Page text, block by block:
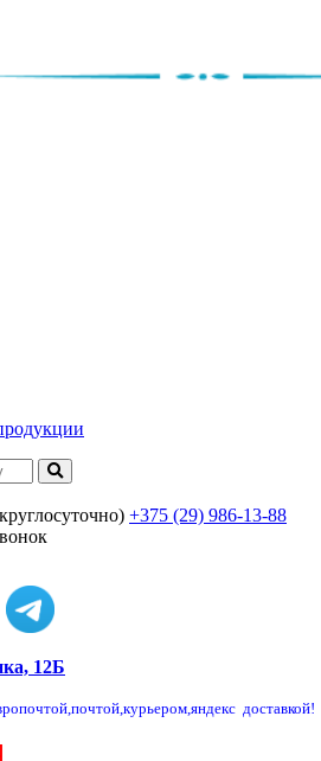
+375 (29) 986-13-88
12Б
почтой,курьером,яндекс доставкой!